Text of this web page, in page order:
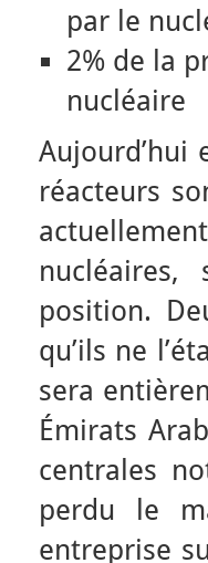
par le
2% de la
nucléaire
Aujourd’hui
réacteurs
position.
qu’ils ne
sera
Émirats
centrales
perdu le
entreprise